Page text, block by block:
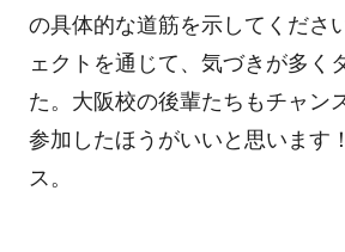
の具体的な道筋を示してくださ
ェクトを通じて、気づきが多く
た。大阪校の後輩たちもチャン
参加したほうがいいと思います
ス。